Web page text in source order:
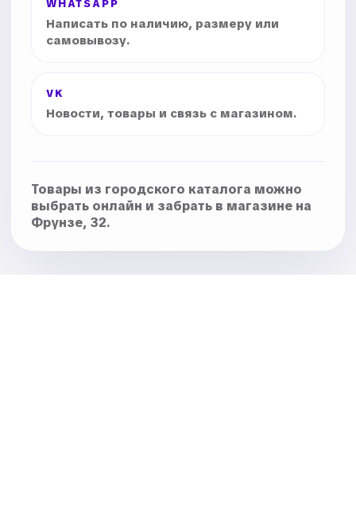
WHATSAPP
Написать по наличию, размеру или
самовывозу.
VK
Новости, товары и связь с магазином.
Товары из городского каталога можно
выбрать онлайн и забрать в магазине на
Фрунзе, 32.